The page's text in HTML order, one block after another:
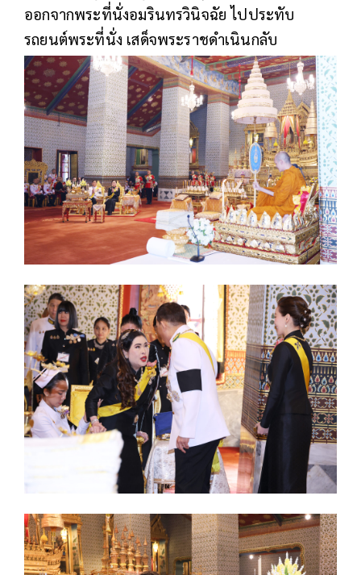
ออกจากพระที่นั่งอมรินทรวินิจฉัย ไปประทับ
รถยนต์พระที่นั่ง เสด็จพระราชดำเนินกลับ